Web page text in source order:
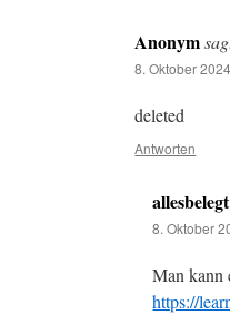
Anonym
8. Oktober
deleted
Antworten
allesbelegt
8. Oktober
Man kann
https://